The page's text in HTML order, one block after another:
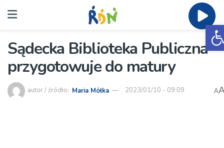
Sądecka Biblioteka Publiczna
przygotowuje do matury
autor / źródło: Maria Mółka 2023/01/10 - 09:09 A